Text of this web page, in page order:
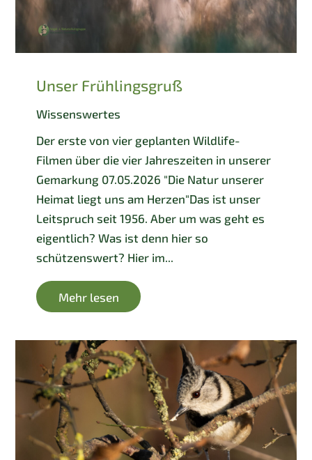
Unser Frühlingsgruß
Wissenswertes
Der erste von vier geplanten Wildlife-
Filmen über die vier Jahreszeiten in unserer
Gemarkung 07.05.2026 "Die Natur unserer
Heimat liegt uns am Herzen"Das ist unser
Leitspruch seit 1956. Aber um was geht es
eigentlich? Was ist denn hier so
schützenswert? Hier im...
Mehr lesen